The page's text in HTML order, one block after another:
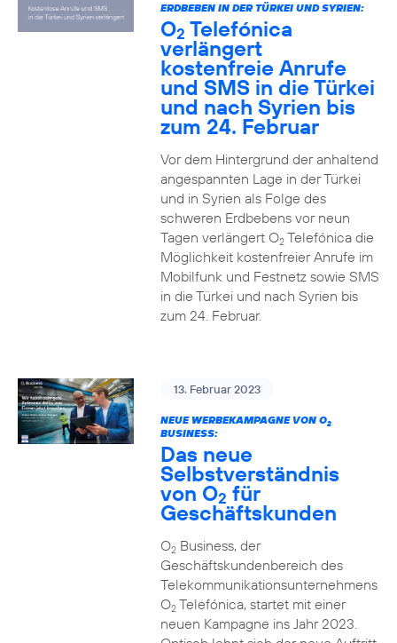
ERDBEBEN IN DER TÜRKEI UND SYRIEN:
O2 Telefónica
verlängert
kostenfreie Anrufe
und SMS in die Türkei
und nach Syrien bis
zum 24. Februar
Vor dem Hintergrund der anhaltend
angespannten Lage in der Türkei
und in Syrien als Folge des
schweren Erdbebens vor neun
Tagen verlängert O2Telefónica die
Möglichkeit kostenfreier Anrufe im
Mobilfunk und Festnetz sowie SMS
in die Türkei und nach Syrien bis
zum 24. Februar.
13. Februar 2023
NEUE WERBEKAMPAGNE VON O2
BUSINESS:
Das neue
Selbstverständnis
von O2 für
Geschäftskunden
O2Business, der
Geschäftskundenbereich des
Telekommunikationsunternehmens
O2Telefónica, startet mit einer
neuen Kampagne ins Jahr 2023.